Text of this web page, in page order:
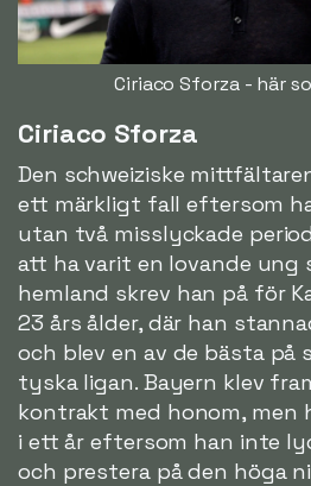
Ciriaco Sforza - här
Ciriaco Sforza
Den schweiziske
ett märkligt fall eftersom
utan två misslyckade
att ha varit en lovande ung
hemland skrev han på för
23 års ålder, där han
och blev en av de bästa på
tyska ligan. Bayern klev
kontrakt med honom, men
i ett år eftersom han inte
och prestera på den höga